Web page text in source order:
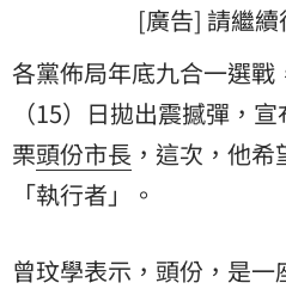
[廣告] 請繼
各黨佈局年底九合一選戰
（15）日拋出震撼彈，
栗頭份市長 ，這次，他
「執行者」。
曾玟學表示，頭份，是一